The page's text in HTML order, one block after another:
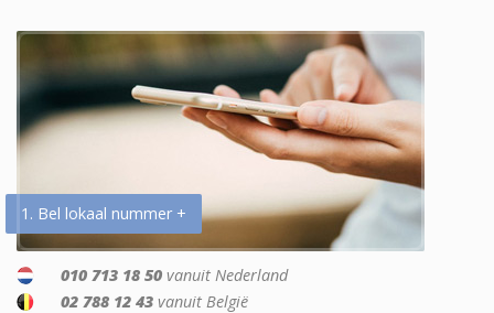
1. Bel lokaal nummer +
010 713 18 50 vanuit Nederland
02 788 12 43 vanuit België